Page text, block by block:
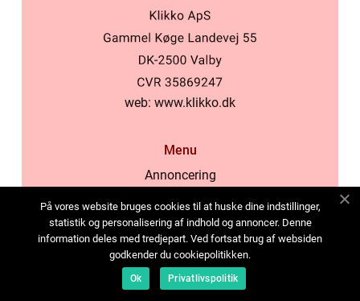
web: www.klikko.dk
Menu
Annoncering
Cookies
Kontakt os
Sitemap
På vores website bruges cookies til at huske dine indstillinger,
statistik og personalisering af indhold og annoncer. Denne
information deles med tredjepart. Ved fortsat brug af websiden
godkender du cookiepolitikken.
Ok Privatlivspolitik